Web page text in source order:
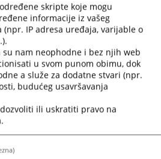
nema vijesti
skripte koje mogu
informacije iz vašeg
(npr. IP adresa uređaja, varijable o
nam neophodne i bez njih web
u svom punom obimu, dok
a služe za dodatne stvari (npr.
budućeg usavršavanja
ili uskratiti pravo na